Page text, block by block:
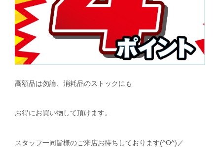
高額品は勿論、消耗品のストックにも
お得にお買い物して頂けます。
スタッフ一同皆様のご来店お待ちしております(^O^)／